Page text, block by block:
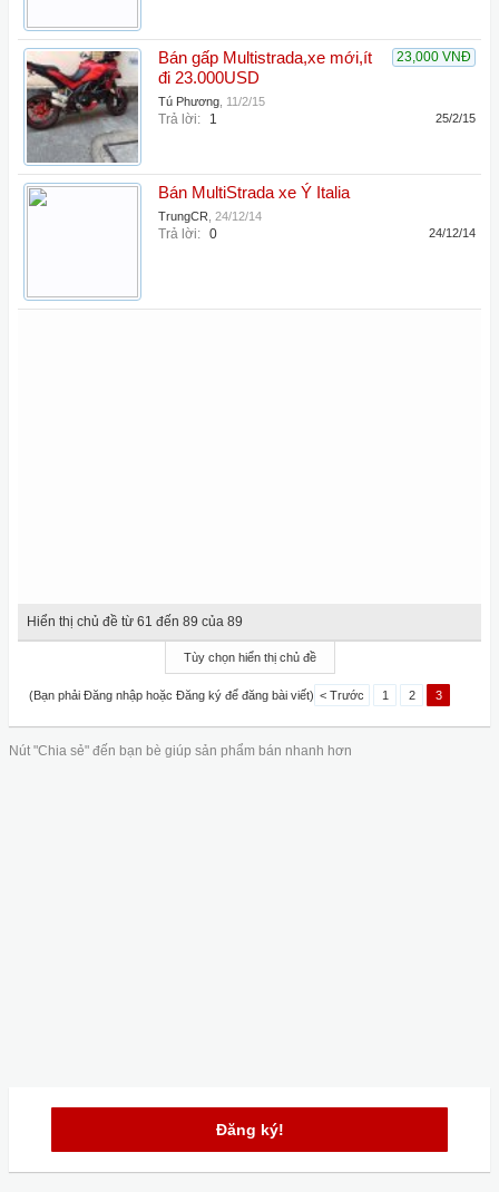
23,000 VNĐ
Bán gấp Multistrada,xe mới,ít
đi 23.000USD
Tú Phương 11/2/15
Trả lời: 1 25/2/15
Bán MultiStrada xe Ý Italia
TrungCR 24/12/14
Trả lời: 0 24/12/14
Hiển thị chủ đề từ 61 đến 89 của 89
Tùy chọn hiển thị chủ đề
(Bạn phải Đăng nhập hoặc Đăng ký để đăng bài viết) < Trước 1 2 3
Nút "Chia sẻ" đến bạn bè giúp sản phẩm bán nhanh hơn
Đăng ký!